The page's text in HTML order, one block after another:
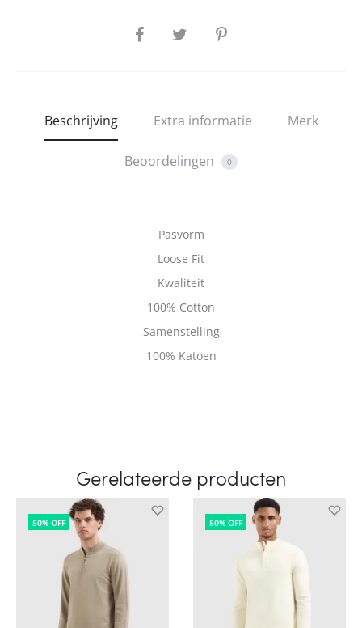
SHARE
Beschrijving Extra informatie Merk
Beoordelingen 0
Pasvorm
Loose Fit
Kwaliteit
100% Cotton
Samenstelling
100% Katoen
Gerelateerde producten
50% OFF 50% OFF